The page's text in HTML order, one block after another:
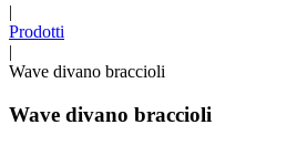
|
Prodotti
|
Wave divano braccioli
Wave divano braccioli